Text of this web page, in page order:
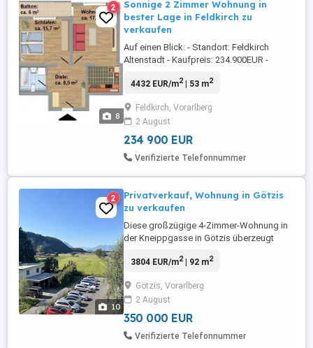
8
2
Sonnige 2 Zimmer Wohnung in
bester Lage in Feldkirch zu
verkaufen
Auf einen Blick: - Standort: Feldkirch
Altenstadt - Kaufpreis: 234.900EUR -
Maklergebühren - Wohnfläche: 53m2 -
5.000EUR (Einbauküche mit Elektrogeräten
& Markise) Komplettsanierung Wohnung:
2019 - Bad mit Badewanne ...
4432 EUR/m2| 53 m2
Feldkirch, Vorarlberg
2 August
234 900 EUR
Verifizierte Telefonnummer
10
2
Privatverkauf, Wohnung in Götzis
zu verkaufen
Diese großzügige 4-Zimmer-Wohnung in
der Kneippgasse in Götzis überzeugt
durchdachter Raumaufteilung, sonniger
Mit einer Wohnfläche von ca. 92 m sowie
einem zusätzlichen Balkon von ca. 10 m
bietet sie reichlich Platz für Familien, ...
3804 EUR/m2| 92 m2
Götzis, Vorarlberg
2 August
350 000 EUR
Verifizierte Telefonnummer